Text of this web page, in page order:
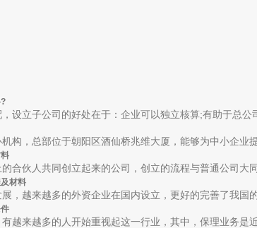
设立子公司的好处在于：企业可以独立核算;有助于总公
构，总部位于朝阳区酒仙桥兆维大厦，能够为中小企业提
合伙人共同创立起来的公司，创立的流程与普通公司大同
材料
，越来越多的外资企业在国内设立，更好的完善了我国的
越来越多的人开始重视起这一行业，其中，保理业务是近